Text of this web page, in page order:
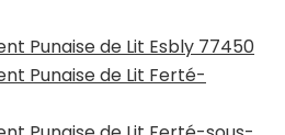
Punaise de Lit Esbly 77450
Punaise de Lit Ferté-